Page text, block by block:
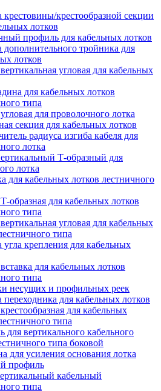
крестообразной секции
лотков
профиль для кабельных лотков
тройника для
лотков
угловая для кабельных
для кабельных лотков
типа
для проволочного лотка
секция для кабельных лотков
радиуса изгиба кабеля для
лотка
Т-образный для
лотка
для кабельных лотков лестничного
образная для кабельных лотков
типа
угловая для кабельных
типа
крепления для кабельных
для кабельных лотков
типа
несущих и профильных реек
для кабельных лотков
для кабельных
типа
для вертикального кабельного
типа боковой
для усиления основания лотка
профиль
кабельный
типа